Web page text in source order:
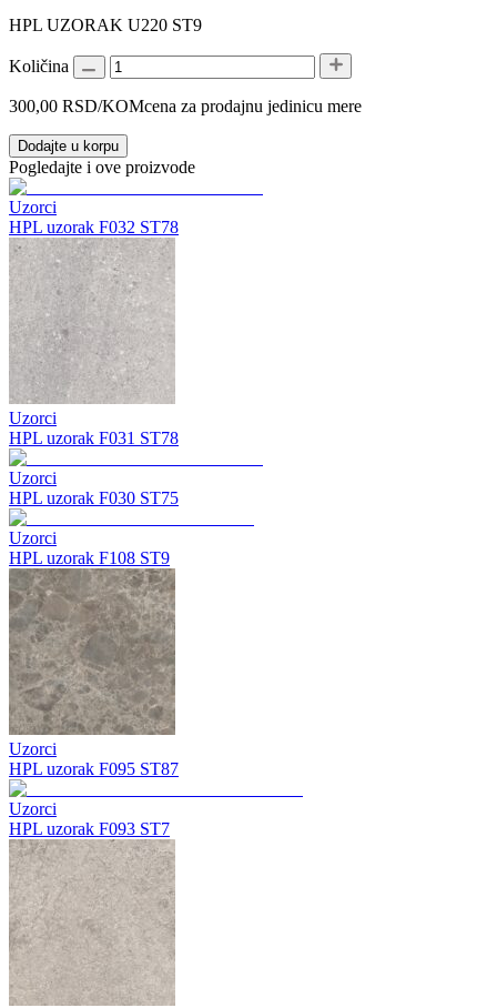
HPL UZORAK U220 ST9
Količina
300,00 RSD/KOMcena za prodajnu jedinicu mere
Dodajte u korpu
Pogledajte i ove proizvode
Uzorci
HPL uzorak F032 ST78
Uzorci
HPL uzorak F031 ST78
Uzorci
HPL uzorak F030 ST75
Uzorci
HPL uzorak F108 ST9
Uzorci
HPL uzorak F095 ST87
Uzorci
HPL uzorak F093 ST7